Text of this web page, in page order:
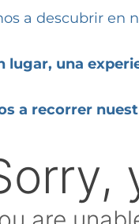
a descubrir en
lugar, una
a recorrer